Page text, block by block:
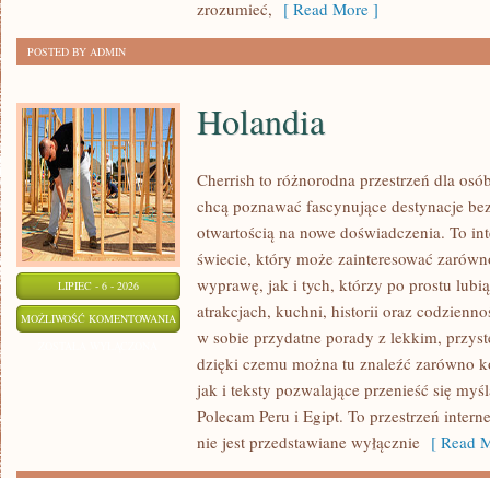
zrozumieć, [ Read More ]
POSTED BY ADMIN
LIPIEC - 6 - 2026
MOŻLIWOŚĆ KOMENTOWANIA HOLANDIA
Holandia
Cherrish to różnorodna przestrzeń dla
chcą poznawać fascynujące destynacje
otwartością na nowe doświadczenia. To
świecie, który może zainteresować
wyprawę, jak i tych, którzy po prostu
atrakcjach, kuchni, historii oraz
w sobie przydatne porady z lekkim,
dzięki czemu można tu znaleźć zarówno
jak i teksty pozwalające przenieść się
Polecam Peru i Egipt. To przestrzeń
nie jest przedstawiane wyłącznie [ Read